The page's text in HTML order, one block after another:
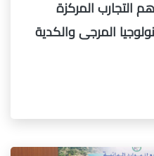
التجارب المركزة
المرجى والكدية